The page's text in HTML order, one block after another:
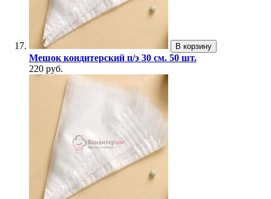
В корзину
Мешок кондитерский п/э 30 см. 50 шт.
220 руб.